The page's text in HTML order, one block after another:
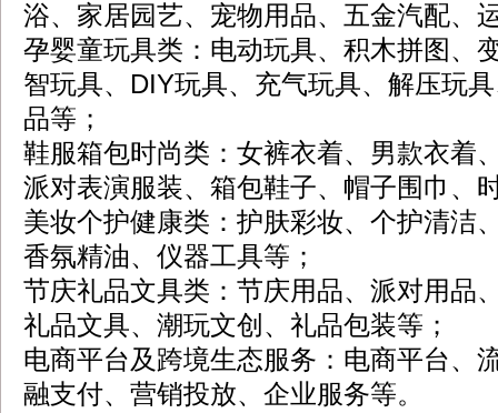
浴、家居园艺、宠物用品、五金汽配、
孕婴童玩具类：电动玩具、积木拼图、
智玩具、DIY玩具、充气玩具、解压玩
品等；
鞋服箱包时尚类：女裤衣着、男款衣着
派对表演服装、箱包鞋子、帽子围巾、
美妆个护健康类：护肤彩妆、个护清洁
香氛精油、仪器工具等；
节庆礼品文具类：节庆用品、派对用品
礼品文具、潮玩文创、礼品包装等；
电商平台及跨境生态服务：电商平台、
融支付、营销投放、企业服务等。